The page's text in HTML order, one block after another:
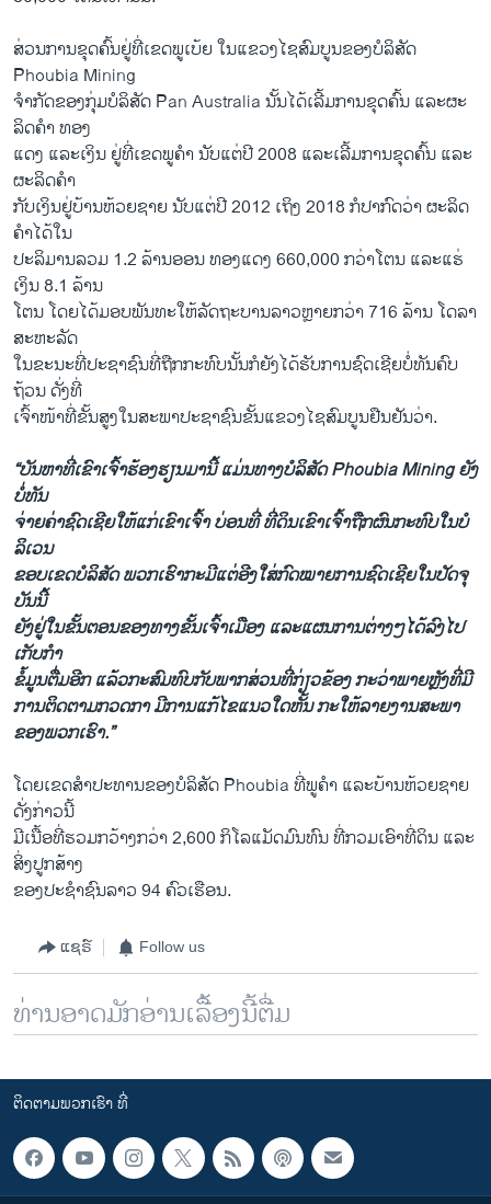
ສ່ວນ​ການ​ຂຸດ​ຄົ້ນ​ຢູ່​ທີ່ເຂດ​ພູ​ເບ້ຍ​ ໃນ​ແຂວງ​ໄຊ​ສົມ​ບູນ​ຂອງ​ບໍ​ລິ​ສັດ
Phoubia Mining
ຈຳ​ກັດ​ຂອງ​ກຸ່ມ​ບໍ​ລິ​ສັດ Pan Australia ນັ້ນ​ໄດ້​ເລີ້ມ​ການ​ຂຸດ​ຄົ້ນ ແລະ​ຜະ​
ລິດ​ຄຳ ທອງ​
ແດງ ແລະ​ເງິນ ຢູ່​ທີ່​ເຂດ​ພູ​ຄຳ ນັບ​ແຕ່​ປີ 2008 ແລະ​ເລີ້ມ​ການ​ຂຸດ​ຄົ້ນ ແລະ​
ຜະ​ລິດ​ຄຳ​
ກັບ​ເງິນ​ຢູ່​ບ້ານ​ຫ້ວຍ​ຊາຍ ນັບ​ແຕ່​ປີ 2012​ ເຖິງ 2018 ກໍ​ປາ​ກົດ​ວ່າ ຜະ​ລິດ​
ຄຳ​ໄດ້​ໃນ
​ປະ​ລິ​ມານ​ລວມ 1.2 ລ້ານ​ອອນ ທອງ​ແດງ 660,000 ​ກວ່າໂຕນ ແລະ​ແຮ່​
ເງິນ 8.1 ລ້ານ​
ໂຕນ ໂດຍ​ໄດ້​ມອບ​ພັນ​ທະ​ໃຫ້​ລັດ​ຖະ​ບານ​ລາ​ວ​ຫຼາຍກວ່າ 716 ລ້ານ ໂດ​ລາ​
ສະ​ຫະ​ລັດ
ໃນ​ຂະ​ນະ​ທີ່​ປະ​ຊາ​ຊົນ​ທີ່​ຖືກ​ກະ​ທົບ​ນັ້ນ​ກໍ​ຍັງ​ໄດ້​ຮັບ​ການ​ຊົດ​ເຊີຍ​ບໍ່​ທັນ​ຄົບ​
ຖ້ວນ ດັ່ງ​ທີ່
​ເຈົ້າ​ໜ້າ​ທີ່​ຂັ້ນ​ສູງໃນ​ສະ​ພາ​ປະ​ຊາ​ຊົນ​ຂັ້ນ​ແຂວງ​ໄຊ​ສົມ​ບູນ​ຢືນ​ຢັນ​ວ່າ.
“ບັນ​ຫາ​ທີ່​ເຂົາ​ເຈົ້າ​ຮ້ອງ​ຮຽນ​ມາ​ນີ້ ແມ່ນ​ທາງ​ບໍ​ລິ​ສັດ Phoubia Mining ຍັງ​
ບໍ່​ທັນ​
ຈ່າຍ​ຄ່າ​ຊົດ​ເຊີຍ​ໃຫ້​ແກ່​ເຂົາ​ເຈົ້າ ບ່ອນ​ທີ່ ທີ່​ດິນ​ເຂົາ​ເຈົ້າ​ຖືກ​ຜົນ​ກະ​ທົບ​ໃນ​ບໍ​
ລິ​ເວນ​
ຂອບເຂດ​ບໍ​ລິ​ສັດ ພວກ​ເຮົາ​ກະ​ມີ​ແຕ່​ອີ​ງ​ໃສ່ກົດ​ໝາຍ​ການ​ຊົດ​ເຊີຍ​ໃນ​ປັດ​ຈຸ​
ບັນ​ນີ້
ຍັງ​ຢູ່​ໃນ​ຂັ້ນ​ຕອນ​ຂອງ​ທາງ​ຂັ້ນ​ເຈົ້າ​ເມືອງ ແລະ​ແຜນ​ການ​ຕ່າງໆ​ໄດ້​ລົງ​ໄປ​
ເກັບ​ກຳ
​ຂໍ້​ມູນ​ຕື່​ມອີກ ແລ້ວ​ກະ​ສົມ​ທົບ​ກັບ​ພາກ​ສ່ວນ​ທີ່​ກ່ຽວ​ຂ້ອງ ກະ​ວ່າ​ພາຍ​ຫຼັງ​ທີ່​ມີ​
ການ​ຕິດ​ຕາມກວດ​ກາ ມີ​ການ​ແກ້​ໄຂ​ແນວ​ໃດ​ຫັ້ນ ກະ​ໃຫ້​ລາຍ​ງາ​ນ​ສະ​ພາ​
ຂອງ​ພວກ​ເຮົາ.”
ໂດຍ​ເຂດ​ສຳ​ປະ​ທານ​ຂອງບໍ​ລິ​ສັດ Phoubia ທີ່ພູ​ຄຳ ແລະ​ບ້ານ​ຫ້ວຍ​ຊາຍ
ດັ່ງ​ກ່າວ​ນີ້
ມີ​ເນື້ອ​ທີ່​ຮວມກວ້າງກວ່າ 2,600 ກິ​ໂລ​ແມັດ​ມົນ​ທົນ ທີ່ກວມ​ເອົາ​ທີ່​ດິນ ແລະ​
ສິ່ງ​ປູກ​ສ້າງ
​ຂອງ​ປະ​ຊຳ​ຊົນ​ລາວ 94 ຄົວ​ເຮືອນ.
ແຊຣ໌ Follow us
ທ່ານອາດມັກອ່ານເລື້ອງນີ້ຕື່ມ
ຕິດຕາມພວກເຮົາ ທີ່